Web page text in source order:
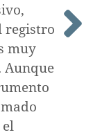
registro
muy
Aunque
el